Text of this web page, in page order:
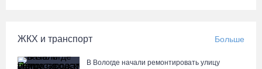
ЖКХ и транспорт Больше
В Вологде начали ремонтировать улицу